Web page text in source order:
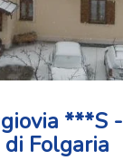
***S -
Folgaria